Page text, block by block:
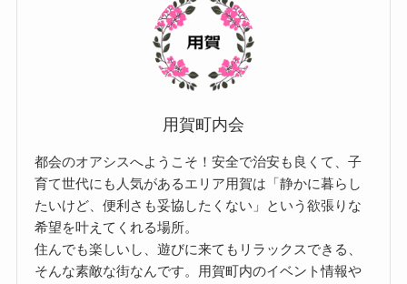
用賀町内会
都会のオアシスへようこそ！安全で治安も良くて、子
育て世代にも人気があるエリア用賀は「静かに暮らし
たいけど、便利さも妥協したくない」という欲張りな
希望を叶えてくれる場所。
住んでも楽しいし、遊びに来てもリラックスできる、
そんな素敵な街なんです。用賀町内のイベント情報や